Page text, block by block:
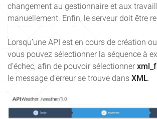
changement au gestionnaire et aux
manuellement. Enfin, le serveur doit être
Lorsqu’une API est en cours de création
vous pouvez sélectionner la séquence à
d’échec, afin de pouvoir sélectionner
le message d’erreur se trouve dans XML.